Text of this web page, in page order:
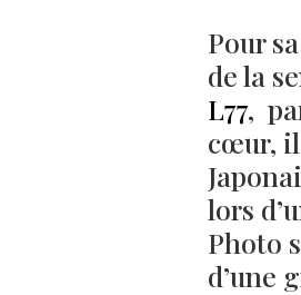
Pour
de la
L77,
cœur, il
lors
Photo
d’une